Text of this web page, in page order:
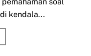
kendala...